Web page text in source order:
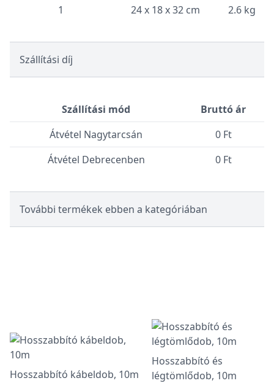
1 24 x 18 x 32 cm 2.6 kg
Szállítási díj
Szállítási mód
Bruttó ár
Átvétel Nagytarcsán
0 Ft
Átvétel Debrecenben
0 Ft
További termékek ebben a kategóriában
Hosszabbító kábeldob, 10m
Hosszabbító és
légtömlődob, 10m